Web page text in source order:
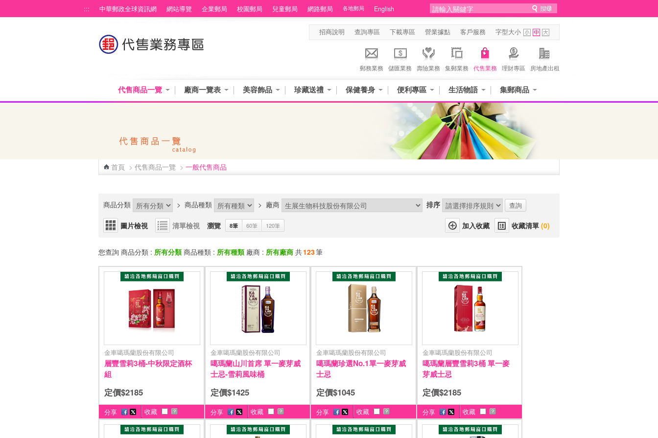
::: 中華郵政全球資訊網 網站導覽 企業郵局 校園郵局 兒童郵局 網路郵局 各地郵局 English
招商說明 查詢專區 下載專區 營業據點 客戶服務 字型大小
郵務業務 儲匯業務 壽險業務 集郵業務 代售業務 理財專區 房地產出租
代售商品一覽 廠商一覽表 美容飾品 珍藏送禮 保健養身 便利專區 生活物語 集郵商品
首頁 > 代售商品一覽 > 一般代售商品
商品分類 > 商品種類 > 廠商 排序
圖片檢視 清單檢視 瀏覽 8筆 60筆 120筆 收藏清單 (0)
您查詢 商品分類 : 所有分類 商品種類 : 所有種類 廠商 : 所有廠商 共123筆
金車噶瑪蘭股份有限公司
層豐雪莉3桶-中秋限定酒杯
組
定價$2185
分享 收藏
金車噶瑪蘭股份有限公司
噶瑪蘭山川首席 單一麥芽威
士忌-雪莉風味桶
定價$1425
分享 收藏
金車噶瑪蘭股份有限公司
噶瑪蘭珍選No.1單一麥芽威
士忌
定價$1045
分享 收藏
金車噶瑪蘭股份有限公司
噶瑪蘭層豐雪莉3桶 單一麥
芽威士忌
定價$2185
分享 收藏